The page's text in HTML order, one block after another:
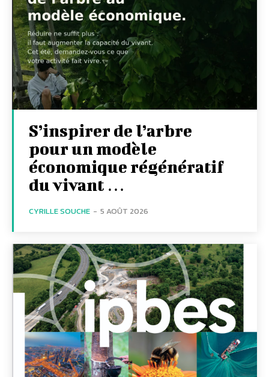
S’inspirer de l’arbre
pour un modèle
économique régénératif
du vivant …
CYRILLE SOUCHE - 5 AOÛT 2026